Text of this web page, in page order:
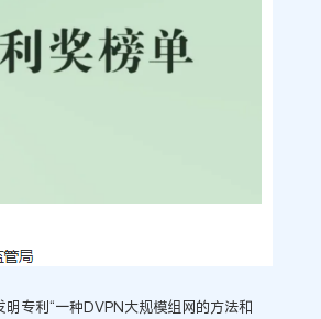
专利“一种DVPN大规模组网的方法和